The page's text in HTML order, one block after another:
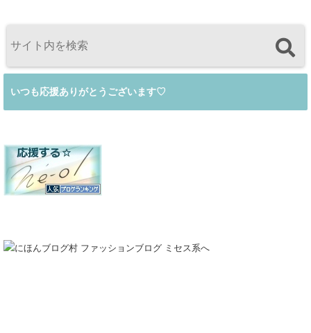
いつも応援ありがとうございます♡